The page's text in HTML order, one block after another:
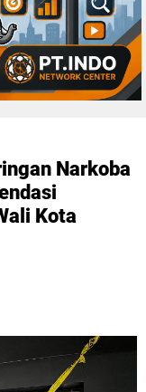
Narkoba
Kota